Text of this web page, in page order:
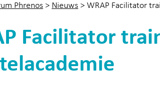
Phrenos > Nieuws > WRAP Facilitator
Facilitator